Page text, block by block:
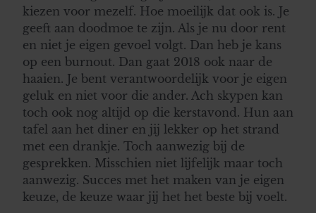
kiezen voor mezelf. Hoe moeilijk dat ook is. Je
geeft aan doodmoe te zijn. Als je nu door rent
en niet je eigen gevoel volgt. Dan heb je kans
op een burnout. Dan gaat 2018 ook naar de
haaien. Je bent verantwoordelijk voor je eigen
geluk en niet voor die ander. Ach skypen kan
toch ook nog altijd op die kerstavond. Hun aan
tafel aan het diner en jij lekker op het strand
met een drankje. Toch aanwezig bij de
gesprekken. Misschien niet lijfelijk maar toch
aanwezig. Succes met het maken van je eigen
keuze, de keuze waar jij het het beste bij voelt.